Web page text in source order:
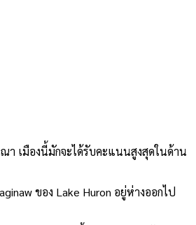
เมืองนี้มักจะได้รับคะแนนสูงสุดในด้าน
ของ Lake Huron อยู่ห่างออกไป